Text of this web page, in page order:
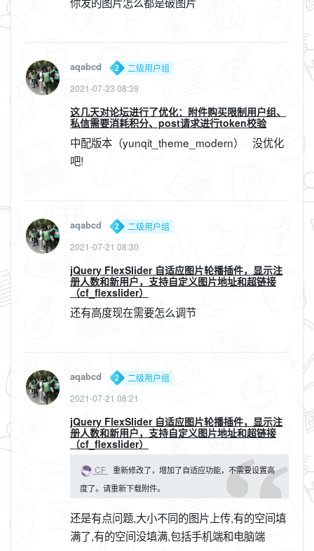
aqabcd
二级用户组
2021-07-23 08:39
这几天对论坛进行了优化：附件购买限制用户组、
私信需要消耗积分、post请求进行token校验
中配版本（yunqit_theme_modern） 没优化
吧!
aqabcd
二级用户组
2021-07-21 08:30
jQuery FlexSlider 自适应图片轮播插件，显示注
册人数和新用户，支持自定义图片地址和超链接
（cf_flexslider）
还有高度现在需要怎么调节
aqabcd
二级用户组
2021-07-21 08:21
jQuery FlexSlider 自适应图片轮播插件，显示注
册人数和新用户，支持自定义图片地址和超链接
（cf_flexslider）
CF
重新修改了，增加了自适应功能，不需要设置高
度了。请重新下载附件。
还是有点问题,大小不同的图片上传,有的空间填
满了,有的空间没填满,包括手机端和电脑端